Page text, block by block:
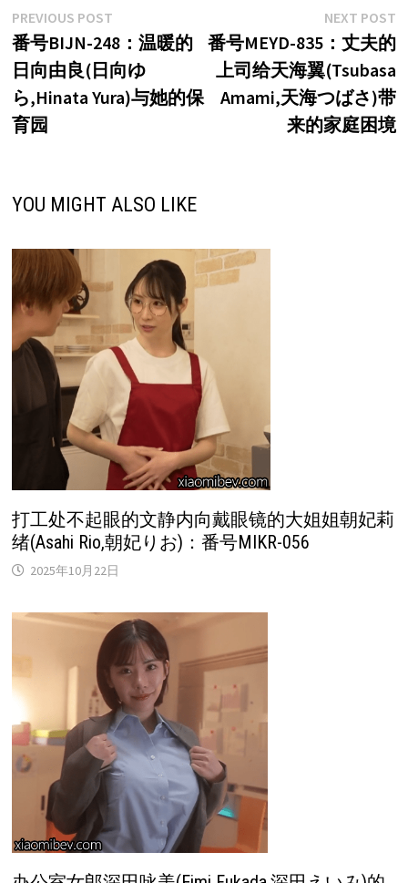
文
章
导
航
PREVIOUS POSTPrevious
post:
番号BIJN-248：温暖的
日向由良(日向ゆ
ら,Hinata Yura)与她的保
育园
NEXT POST
番号MEYD-835：丈夫的
上司给天海翼(Tsubasa
Amami,天海つばさ)带
来的家庭困境
YOU MIGHT ALSO LIKE
打工处不起眼的文静内向戴眼镜的大姐姐朝妃莉
绪(Asahi Rio,朝妃りお)：番号MIKR-056
2025年10月22日